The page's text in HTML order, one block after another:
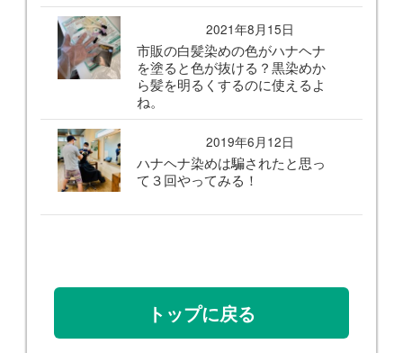
2021年8月15日
市販の白髪染めの色がハナヘナ
を塗ると色が抜ける？黒染めか
ら髪を明るくするのに使えるよ
ね。
2019年6月12日
ハナヘナ染めは騙されたと思っ
て３回やってみる！
トップに戻る